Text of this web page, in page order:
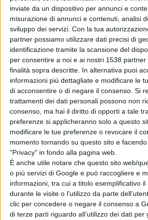
inviate da un dispositivo per annunci e
misurazione di annunci e contenuti, analisi
sviluppo dei servizi. Con la tua
partner possiamo utilizzare dati precisi di
identificazione tramite la scansione del
per consentire a noi e ai nostri 1538
finalità sopra descritte. In alternativa puoi
informazioni più dettagliate e modificare le
di acconsentire o di negare il consenso. Si
trattamenti dei dati personali possono non
consenso, ma hai il diritto di opporti a tale
preferenze si applicheranno solo a questo
modificare le tue preferenze o revocare il
momento tornando su questo sito e
"Privacy" in fondo alla pagina web.
È anche utile notare che questo sito web/
o più servizi di Google e può raccogliere e
informazioni, tra cui a titolo esemplificativo
durante le visite o l’utilizzo da parte
clic per concedere o negare il consenso a
di terze parti riguardo all’utilizzo dei dati per
In attesa della decisione dei giudici il
stato sospeso, ma ilTribunale
Regionaleharespinto il ricorso
riduzione possa considerarsi
criterio di calcolo utilizzato nel
sanitaria locale ci tiene a ribadire
delle guardie mediche in questi
frutto di valutazioni ben precise della
direzione. “Abbiamo compiuto scelte
quanto espresso dalDirettore
Pasquale Flacco– che coniugano la
con gli standard nazionali che
postazione di guardia medica ogni